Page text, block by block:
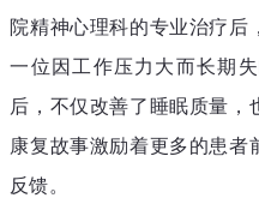
院精神心理科的专业治疗后
一位因工作压力大而长期
后，不仅改善了睡眠质量，
康复故事激励着更多的患者
反馈。